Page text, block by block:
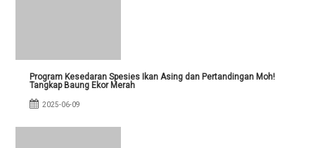
Program Kesedaran Spesies Ikan Asing dan Pertandingan Moh!
Tangkap Baung Ekor Merah
2025-06-09